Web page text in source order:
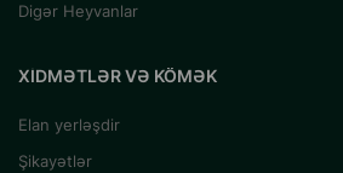
Digər Heyvanlar
XIDMƏTLƏR VƏ KÖMƏK
Elan yerləşdir
Şikayətlər